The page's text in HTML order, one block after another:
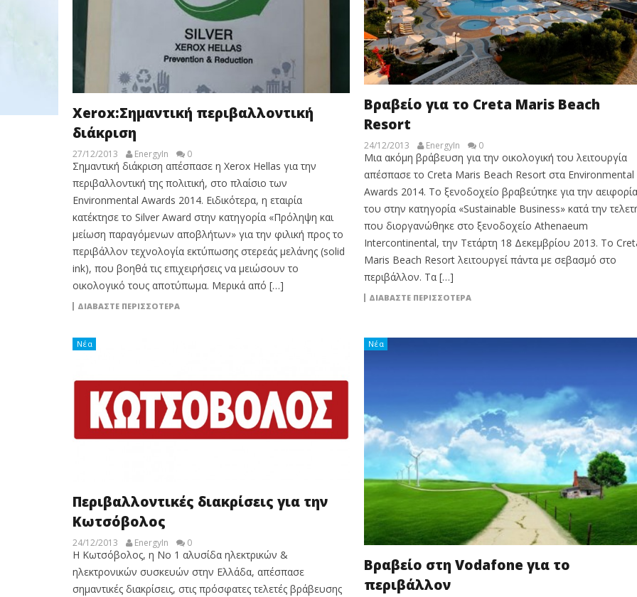
Xerox:Σημαντική περιβαλλοντική
διάκριση
27/12/2013 EnergyIn 0
Σημαντική διάκριση απέσπασε η Xerox Hellas για την
περιβαλλοντική της πολιτική, στο πλαίσιο των
Environmental Awards 2014. Ειδικότερα, η εταιρία
κατέκτησε το Silver Award στην κατηγορία «Πρόληψη και
μείωση παραγόμενων αποβλήτων» για την φιλική προς το
περιβάλλον τεχνολογία εκτύπωσης στερεάς μελάνης (solid
ink), που βοηθά τις επιχειρήσεις να μειώσουν το
οικολογικό τους αποτύπωμα. Μερικά από […]
ΔΙΑΒΆΣΤΕ ΠΕΡΙΣΣΌΤΕΡΑ
Βραβείο για το Creta Maris Beach
Resort
24/12/2013 EnergyIn 0
Μια ακόμη βράβευση για την οικολογική του λειτουργία
απέσπασε το Creta Maris Beach Resort στα Environmental
Awards 2014. Το ξενοδοχείο βραβεύτηκε για την αειφορία
του στην κατηγορία «Sustainable Business» κατά την
που διοργανώθηκε στο ξενοδοχείο Athenaeum
Intercontinental, την Τετάρτη 18 Δεκεμβρίου 2013. Τo
Maris Beach Resort λειτουργεί πάντα με σεβασμό στο
περιβάλλον. Τα […]
ΔΙΑΒΆΣΤΕ ΠΕΡΙΣΣΌΤΕΡΑ
Νέα
Περιβαλλοντικές διακρίσεις για την
Κωτσόβολος
24/12/2013 EnergyIn 0
Η Κωτσόβολος, η Νο 1 αλυσίδα ηλεκτρικών &
ηλεκτρονικών συσκευών στην Ελλάδα, απέσπασε
σημαντικές διακρίσεις, στις πρόσφατες τελετές βράβευσης
Νέα
Βραβείο στη Vodafone για το
περιβάλλον